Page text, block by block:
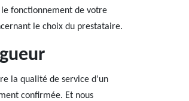
fonctionnement de votre
le choix du prestataire.
la qualité de service d’un
confirmée. Et nous